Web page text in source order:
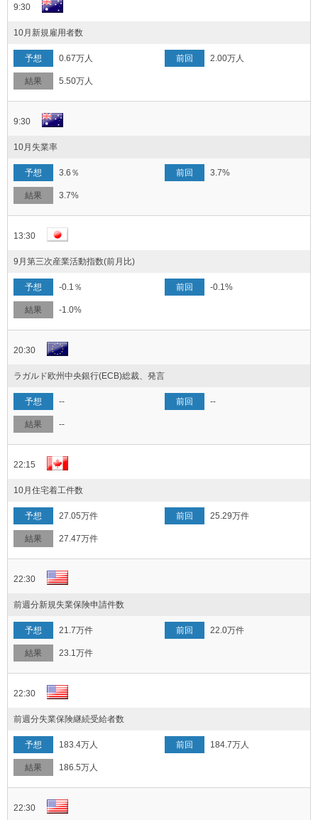
9:30
10月新規雇用者数
0.67万人 2.00万人
5.50万人
9:30
10月失業率
3.6％ 3.7%
3.7%
13:30
9月第三次産業活動指数(前月比)
-0.1％ -0.1%
-1.0%
20:30
ラガルド欧州中央銀行(ECB)総裁、発言
-- --
--
22:15
10月住宅着工件数
27.05万件 25.29万件
27.47万件
22:30
前週分新規失業保険申請件数
21.7万件 22.0万件
23.1万件
22:30
前週分失業保険継続受給者数
183.4万人 184.7万人
186.5万人
22:30